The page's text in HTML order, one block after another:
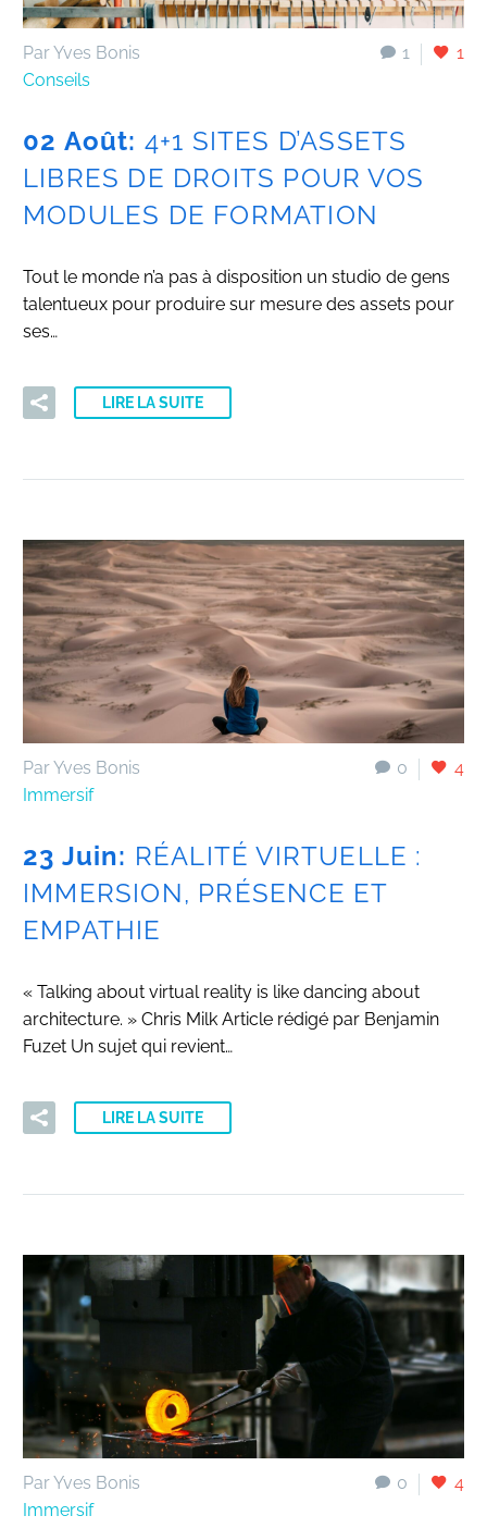
1 1
Par Yves Bonis
Conseils
02 Août: 4+1 SITES D’ASSETS
LIBRES DE DROITS POUR VOS
MODULES DE FORMATION
Tout le monde n’a pas à disposition un studio de gens
talentueux pour produire sur mesure des assets pour
ses…
LIRE LA SUITE
0 4
Par Yves Bonis
Immersif
23 Juin: RÉALITÉ VIRTUELLE :
IMMERSION, PRÉSENCE ET
EMPATHIE
« Talking about virtual reality is like dancing about
architecture. » Chris Milk Article rédigé par Benjamin
Fuzet Un sujet qui revient…
LIRE LA SUITE
0 4
Par Yves Bonis
Immersif